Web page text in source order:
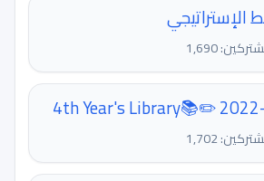
الإستراتيجي
1,690
4th Year's Library📚✏️
1,702